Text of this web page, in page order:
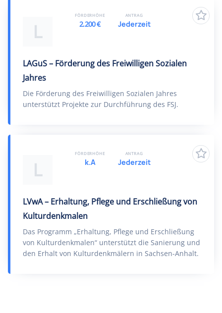
L
LAGuS – Förderung des Freiwilligen Sozialen
Jahres
Die Förderung des Freiwilligen Sozialen Jahres
unterstützt Projekte zur Durchführung des FSJ.
FÖRDERHÖHE
2.200 €
ANTRAG
Jederzeit
L
LVwA – Erhaltung, Pflege und Erschließung von
Kulturdenkmalen
Das Programm „Erhaltung, Pflege und Erschließung
von Kulturdenkmalen“ unterstützt die Sanierung und
den Erhalt von Kulturdenkmälern in Sachsen-Anhalt.
FÖRDERHÖHE
k.A
ANTRAG
Jederzeit